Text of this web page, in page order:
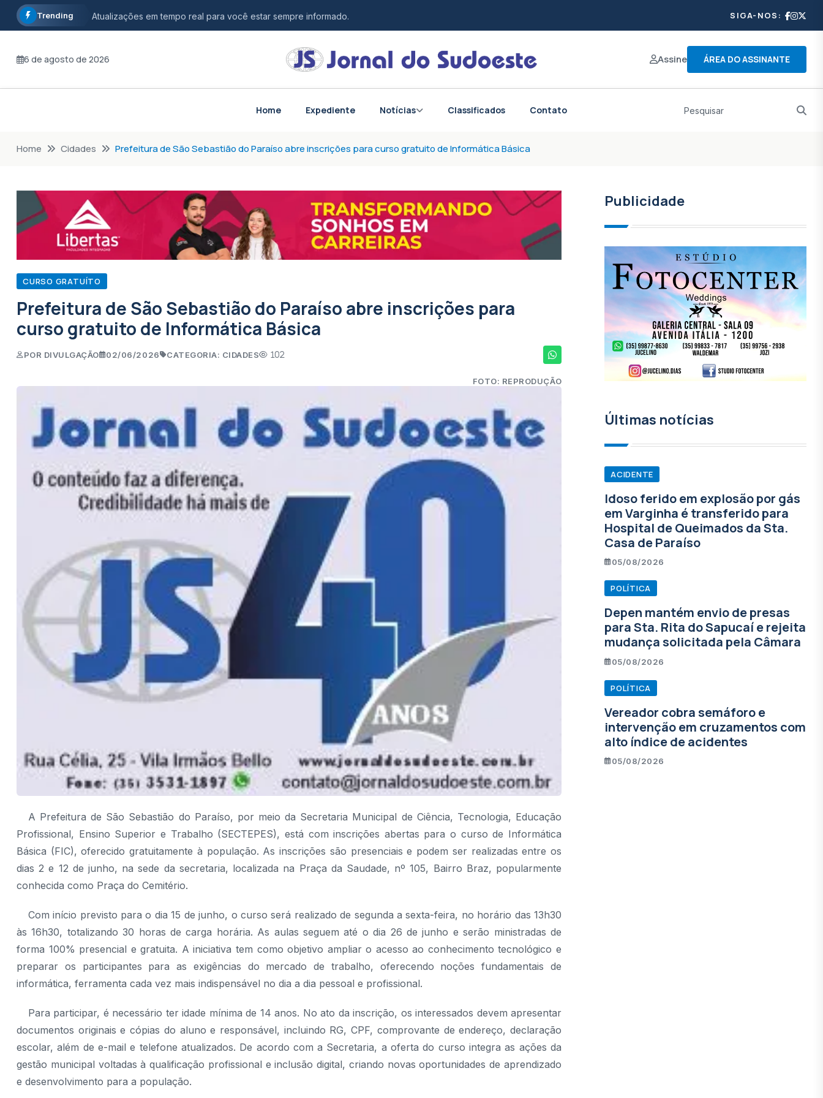
Trending Atualizações em tempo real para você estar sempre informado.
Fique por dentro dos principais acontecimentos do Brasil e do mundo.
SIGA-NOS:
6 de agosto de 2026 Assine ÁREA DO ASSINANTE
Home Expediente Notícias Classificados Contato
Home Cidades Prefeitura de São Sebastião do Paraíso abre inscrições para curso gratuito de Informática Básica
CURSO GRATUÍTO
Prefeitura de São Sebastião do Paraíso abre inscrições para
curso gratuito de Informática Básica
POR DIVULGAÇÃO 02/06/2026 CATEGORIA: CIDADES 102
FOTO: REPRODUÇÃO
A Prefeitura de São Sebastião do Paraíso, por meio da Secretaria Municipal de Ciência, Tecnologia, Educação
Profissional, Ensino Superior e Trabalho (SECTEPES), está com inscrições abertas para o curso de Informática
Básica (FIC), oferecido gratuitamente à população. As inscrições são presenciais e podem ser realizadas entre os
dias 2 e 12 de junho, na sede da secretaria, localizada na Praça da Saudade, nº 105, Bairro Braz, popularmente
conhecida como Praça do Cemitério.
Com início previsto para o dia 15 de junho, o curso será realizado de segunda a sexta-feira, no horário das 13h30
às 16h30, totalizando 30 horas de carga horária. As aulas seguem até o dia 26 de junho e serão ministradas de
forma 100% presencial e gratuita. A iniciativa tem como objetivo ampliar o acesso ao conhecimento tecnológico e
preparar os participantes para as exigências do mercado de trabalho, oferecendo noções fundamentais de
informática, ferramenta cada vez mais indispensável no dia a dia pessoal e profissional.
Para participar, é necessário ter idade mínima de 14 anos. No ato da inscrição, os interessados devem apresentar
documentos originais e cópias do aluno e responsável, incluindo RG, CPF, comprovante de endereço, declaração
escolar, além de e-mail e telefone atualizados. De acordo com a Secretaria, a oferta do curso integra as ações da
gestão municipal voltadas à qualificação profissional e inclusão digital, criando novas oportunidades de aprendizado
e desenvolvimento para a população.
Publicidade
Últimas notícias
ACIDENTE
Idoso ferido em explosão por gás
em Varginha é transferido para
Hospital de Queimados da Sta.
Casa de Paraíso
05/08/2026
POLÍTICA
Depen mantém envio de presas
para Sta. Rita do Sapucaí e rejeita
mudança solicitada pela Câmara
05/08/2026
POLÍTICA
Vereador cobra semáforo e
intervenção em cruzamentos com
alto índice de acidentes
05/08/2026